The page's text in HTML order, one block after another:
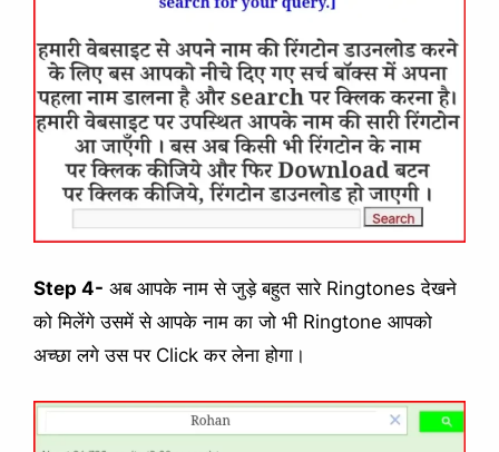
Step 4- अब आपके नाम से जुड़े बहुत सारे Ringtones देखने
को मिलेंगे उसमें से आपके नाम का जो भी Ringtone आपको
अच्छा लगे उस पर Click कर लेना होगा।